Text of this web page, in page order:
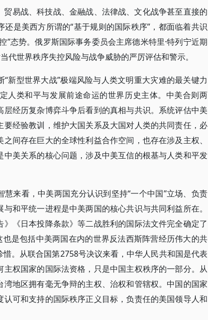
易战、科技战、金融战、法律战、文化战争甚至直接的
是美西方所谓的“基于规则的国际秩序”，都面临着共识
”态势。俄罗斯国际事务委员会主席德米特里·特列宁近期
代世界秩序失控风险与战争威胁的严厉评估和警示。
新型世界大战”极端风险与人类文明重大灾难的最关键力
人类和平与发展前途命运的世界历史主体。中美合则两
经历复杂博弈斗争后看到的真相与共识。系统评估中美
经验教训，维护大国关系及大国对人类的共同责任，必
间存在巨大的全球性利益合作空间，也存在涉及主权、
美关系的核心问题，涉及中美互信的根基与人类和平发
来看，中美两国充分认识到坚持“一个中国”立场、负责
和平统一进程是中美两国的核心共识与共同利益所在。
《日本投降条款》等二战胜利的国际法文件完全确定了
是包括中美两国在内的世界反法西斯阵营经历伟大的共
。从联合国第2758号决议来看，中华人民共和国是代表
权国家的国际法资格，只是中国主权秩序的一部分。从
地区拥有毫无争辩的主权、治权和管辖权。中国的国家
可和支持的国际秩序正义目标，负责任的美国领导人和